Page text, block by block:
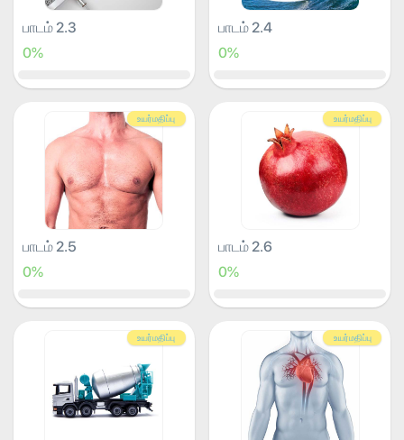
பாடம் 2.3
0%
பாடம் 2.4
0%
உயர்மதிப்பு
பாடம் 2.5
0%
உயர்மதிப்பு
பாடம் 2.6
0%
உயர்மதிப்பு உயர்மதிப்பு